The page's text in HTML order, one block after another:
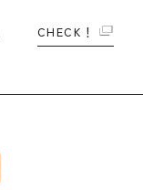
CHECK！